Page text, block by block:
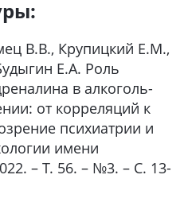
В.В., Крупицкий Е.М.,
Е.А. Роль
в алкоголь-
от корреляций к
психиатрии и
имени
– Т. 56. – №3. – С. 13-